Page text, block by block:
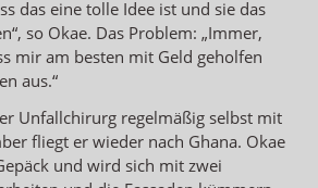
das eine tolle Idee ist und sie das
so Okae. Das Problem: „Immer,
mir am besten mit Geld geholfen
aus.“
Unfallchirurg regelmäßig selbst mit
fliegt er wieder nach Ghana. Okae
und wird sich mit zwei